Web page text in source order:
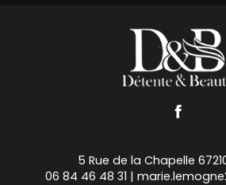
5 Rue de la Chapelle
06 84 46 48 31 |